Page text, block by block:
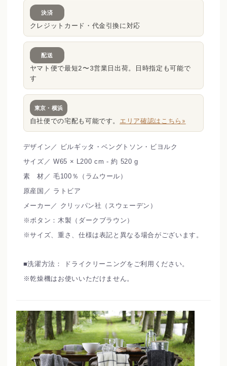
決済
クレジットカード・代金引換に対応
配送
ヤマト便で最短2〜3営業日出荷。日時指定も可能で
す
東京・横浜
自社便での宅配も可能です。 エリア確認はこちら»
デザイン／ ビルギッタ・ベングトソン・ビヨルク
サイズ／ W65 × L200 cm - 約 520 g
素 材／ 毛100％（ラムウール）
原産国／ ラトビア
メーカー／ クリッパン社（スウェーデン）
※ボタン：木製（ダークブラウン）
※サイズ、重さ、仕様は表記と異なる場合がございます。
■洗濯方法： ドライクリーニングをご利用ください。
※乾燥機はお使いいただけません。